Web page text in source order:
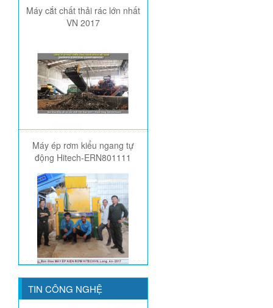
Máy cắt chất thải rác lớn nhất
VN 2017
Máy ép rơm kiểu ngang tự
động Hitech-ERN801111
TIN CÔNG NGHỆ